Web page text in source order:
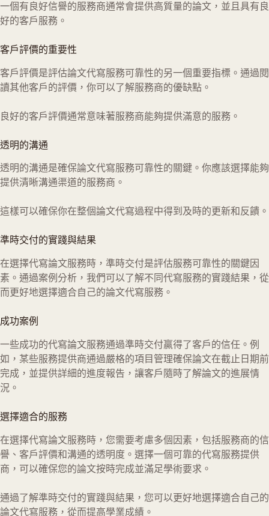
一個有良好信譽的服務商通常會提供高質量的論文，並且具有良
好的客戶服務。
客戶評價的重要性
客戶評價是評估論文代寫服務可靠性的另一個重要指標。通過閱
讀其他客戶的評價，你可以了解服務商的優缺點。
良好的客戶評價通常意味著服務商能夠提供滿意的服務。
透明的溝通
透明的溝通是確保論文代寫服務可靠性的關鍵。你應該選擇能夠
提供清晰溝通渠道的服務商。
這樣可以確保你在整個論文代寫過程中得到及時的更新和反饋。
準時交付的實踐與結果
在選擇代寫論文服務時，準時交付是評估服務可靠性的關鍵因
素。通過案例分析，我們可以了解不同代寫服務的實踐結果，從
而更好地選擇適合自己的論文代寫服務。
成功案例
一些成功的代寫論文服務通過準時交付贏得了客戶的信任。例
如，某些服務提供商通過嚴格的項目管理確保論文在截止日期前
完成，並提供詳細的進度報告，讓客戶隨時了解論文的進展情
況。
選擇適合的服務
在選擇代寫論文服務時，您需要考慮多個因素，包括服務商的信
譽、客戶評價和溝通的透明度。選擇一個可靠的代寫服務提供
商，可以確保您的論文按時完成並滿足學術要求。
通過了解準時交付的實踐與結果，您可以更好地選擇適合自己的
論文代寫服務，從而提高學業成績。